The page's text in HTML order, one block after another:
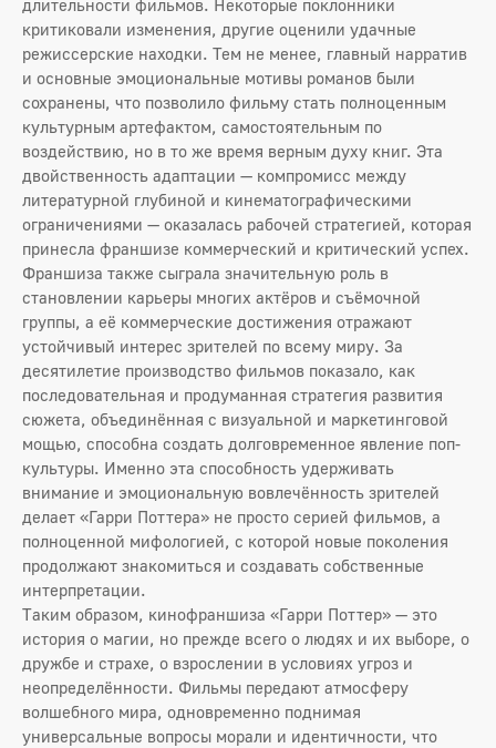
длительности фильмов. Некоторые поклонники
критиковали изменения, другие оценили удачные
режиссерские находки. Тем не менее, главный нарратив
и основные эмоциональные мотивы романов были
сохранены, что позволило фильму стать полноценным
культурным артефактом, самостоятельным по
воздействию, но в то же время верным духу книг. Эта
двойственность адаптации — компромисс между
литературной глубиной и кинематографическими
ограничениями — оказалась рабочей стратегией, которая
принесла франшизе коммерческий и критический успех.
Франшиза также сыграла значительную роль в
становлении карьеры многих актёров и съёмочной
группы, а её коммерческие достижения отражают
устойчивый интерес зрителей по всему миру. За
десятилетие производство фильмов показало, как
последовательная и продуманная стратегия развития
сюжета, объединённая с визуальной и маркетинговой
мощью, способна создать долговременное явление поп-
культуры. Именно эта способность удерживать
внимание и эмоциональную вовлечённость зрителей
делает «Гарри Поттера» не просто серией фильмов, а
полноценной мифологией, с которой новые поколения
продолжают знакомиться и создавать собственные
интерпретации.
Таким образом, кинофраншиза «Гарри Поттер» — это
история о магии, но прежде всего о людях и их выборе, о
дружбе и страхе, о взрослении в условиях угроз и
неопределённости. Фильмы передают атмосферу
волшебного мира, одновременно поднимая
универсальные вопросы морали и идентичности, что